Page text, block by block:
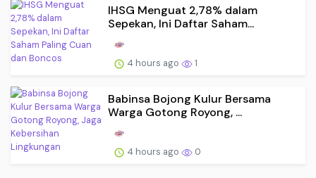
IHSG Menguat 2,78% dalam
Sepekan, Ini Daftar Saham...
4 hours ago 1
Babinsa Bojong Kulur Bersama
Warga Gotong Royong, ...
4 hours ago 0